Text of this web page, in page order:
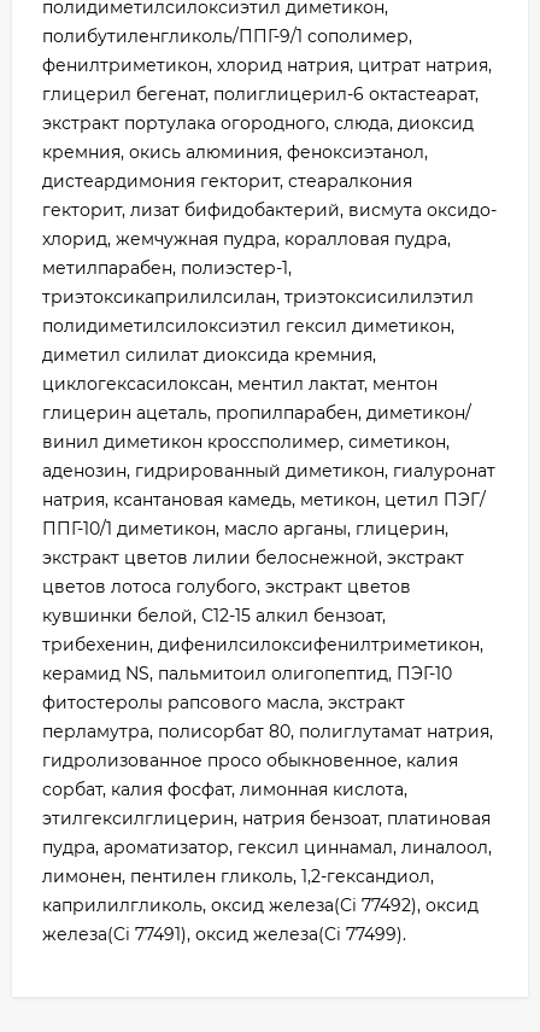
полидиметилсилоксиэтил диметикон,
полибутиленгликоль/ППГ-9/1 сополимер,
фенилтриметикон, хлорид натрия, цитрат натрия,
глицерил бегенат, полиглицерил-6 октастеарат,
экстракт портулака огородного, слюда, диоксид
кремния, окись алюминия, феноксиэтанол,
дистеардимония гекторит, стеаралкония
гекторит, лизат бифидобактерий, висмута оксидо-
хлорид, жемчужная пудра, коралловая пудра,
метилпарабен, полиэстер-1,
триэтоксикаприлилсилан, триэтоксисилилэтил
полидиметилсилоксиэтил гексил диметикон,
диметил силилат диоксида кремния,
циклогексасилоксан, ментил лактат, ментон
глицерин ацеталь, пропилпарабен, диметикон/
винил диметикон кроссполимер, симетикон,
аденозин, гидрированный диметикон, гиалуронат
натрия, ксантановая камедь, метикон, цетил ПЭГ/
ППГ-10/1 диметикон, масло арганы, глицерин,
экстракт цветов лилии белоснежной, экстракт
цветов лотоса голубого, экстракт цветов
кувшинки белой, С12-15 алкил бензоат,
трибехенин, дифенилсилоксифенилтриметикон,
керамид NS, пальмитоил олигопептид, ПЭГ-10
фитостеролы рапсового масла, экстракт
перламутра, полисорбат 80, полиглутамат натрия,
гидролизованное просо обыкновенное, калия
сорбат, калия фосфат, лимонная кислота,
этилгексилглицерин, натрия бензоат, платиновая
пудра, ароматизатор, гексил циннамал, линалоол,
лимонен, пентилен гликоль, 1,2-гександиол,
каприлилгликоль, оксид железа(Ci 77492), оксид
железа(Ci 77491), оксид железа(Ci 77499).